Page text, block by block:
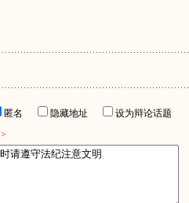
匿名 隐藏地址
设为辩论话题